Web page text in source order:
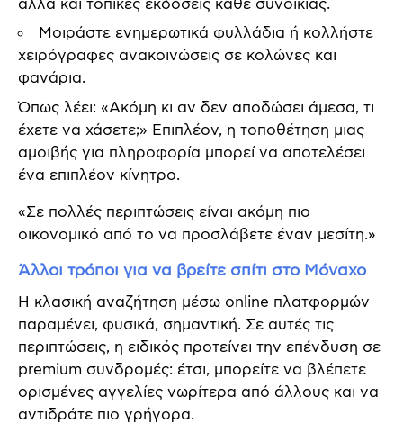
αλλά και τοπικές εκδόσεις κάθε συνοικίας.
Μοιράστε ενημερωτικά φυλλάδια ή κολλήστε
χειρόγραφες ανακοινώσεις σε κολώνες και
φανάρια.
Όπως λέει: «Ακόμη κι αν δεν αποδώσει άμεσα, τι
έχετε να χάσετε;» Επιπλέον, η τοποθέτηση μιας
αμοιβής για πληροφορία μπορεί να αποτελέσει
ένα επιπλέον κίνητρο.
«Σε πολλές περιπτώσεις είναι ακόμη πιο
οικονομικό από το να προσλάβετε έναν μεσίτη.»
Άλλοι τρόποι για να βρείτε σπίτι στο Μόναχο
Η κλασική αναζήτηση μέσω online πλατφορμών
παραμένει, φυσικά, σημαντική. Σε αυτές τις
περιπτώσεις, η ειδικός προτείνει την επένδυση σε
premium συνδρομές: έτσι, μπορείτε να βλέπετε
ορισμένες αγγελίες νωρίτερα από άλλους και να
αντιδράτε πιο γρήγορα.